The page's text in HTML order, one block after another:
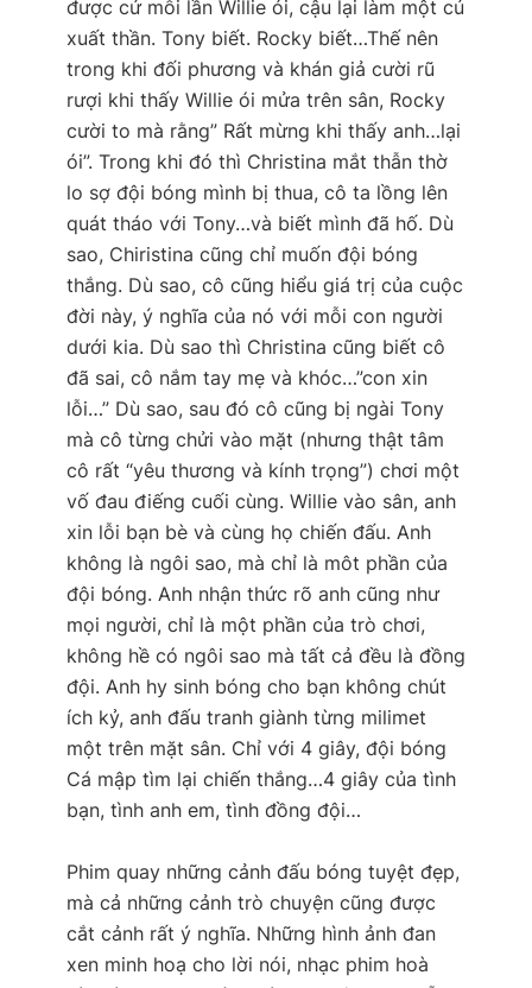
được cứ mỗi lần Willie ói, cậu lại làm một cú
xuất thần. Tony biết. Rocky biết…Thế nên
trong khi đối phương và khán giả cười rũ
rượi khi thấy Willie ói mửa trên sân, Rocky
cười to mà rằng” Rất mừng khi thấy anh…lại
ói”. Trong khi đó thì Christina mắt thẫn thờ
lo sợ đội bóng mình bị thua, cô ta lồng lên
quát tháo với Tony…và biết mình đã hố. Dù
sao, Chiristina cũng chỉ muốn đội bóng
thắng. Dù sao, cô cũng hiểu giá trị của cuộc
đời này, ý nghĩa của nó với mỗi con người
dưới kia. Dù sao thì Christina cũng biết cô
đã sai, cô nắm tay mẹ và khóc…”con xin
lỗi…” Dù sao, sau đó cô cũng bị ngài Tony
mà cô từng chửi vào mặt (nhưng thật tâm
cô rất “yêu thương và kính trọng”) chơi một
vố đau điếng cuối cùng. Willie vào sân, anh
xin lỗi bạn bè và cùng họ chiến đấu. Anh
không là ngôi sao, mà chỉ là môt phần của
đội bóng. Anh nhận thức rõ anh cũng như
mọi người, chỉ là một phần của trò chơi,
không hề có ngôi sao mà tất cả đều là đồng
đội. Anh hy sinh bóng cho bạn không chút
ích kỷ, anh đấu tranh giành từng milimet
một trên mặt sân. Chỉ với 4 giây, đội bóng
Cá mập tìm lại chiến thắng…4 giây của tình
bạn, tình anh em, tình đồng đội…
Phim quay những cảnh đấu bóng tuyệt đẹp,
mà cả những cảnh trò chuyện cũng được
cắt cảnh rất ý nghĩa. Những hình ảnh đan
xen minh hoạ cho lời nói, nhạc phim hoà